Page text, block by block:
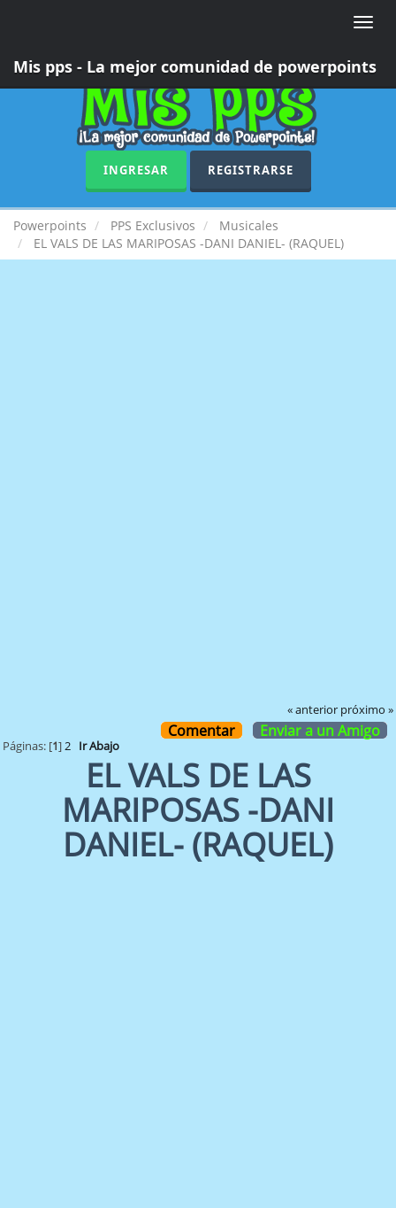
Toggle
Mis pps - La mejor comunidad de powerpoints
INGRESAR REGISTRARSE
Powerpoints PPS Exclusivos
Musicales
EL VALS DE LAS MARIPOSAS -DANI DANIEL- (RAQUEL)
« anterior próximo »
Comentar Enviar a un Amigo
Páginas: [1]2 Ir Abajo
EL VALS DE LAS
MARIPOSAS -DANI
DANIEL- (RAQUEL)